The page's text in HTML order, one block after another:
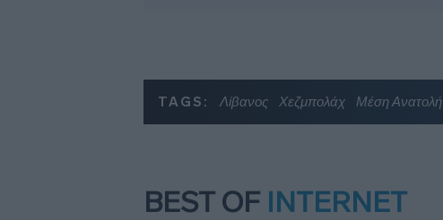
TAGS: Λίβανος Χεζμπολάχ Μέση Ανατολή
BEST OF INTERNET